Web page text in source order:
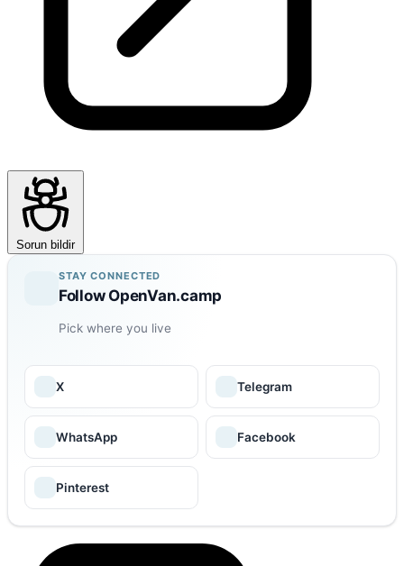
Sorun bildir
STAY CONNECTED
Follow OpenVan.camp
Pick where you live
X Telegram
WhatsApp Facebook
Pinterest